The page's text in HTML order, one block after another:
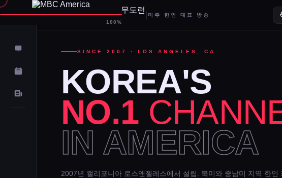
100%
D-
미주 한인 대표 방송
SINCE 2007 · LOS ANGELES, CA
KOREA'S
NO.1
IN AMERICA
2007년 캘리포니아 로스앤젤레스에서 설립. 북미와 중남미 지역 한인